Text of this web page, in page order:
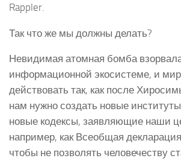
Rappler.
Так что же мы должны делать?
Невидимая атомная бомба
информационной экосистеме, и
действовать так, как после
нам нужно создать новые
новые кодексы, заявляющие наши
например, как Всеобщая
чтобы не позволять человечеству